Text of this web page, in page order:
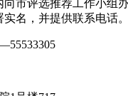
评选推荐工作小组
名，并提供联系电话。